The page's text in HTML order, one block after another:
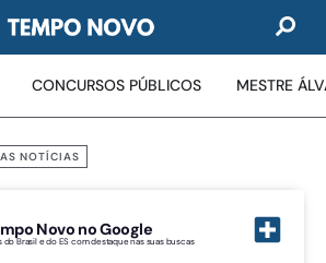
CONCURSOS PÚBLICOS MESTRE
NOTÍCIAS
Novo no Google
do Brasil e do ES com destaque nas suas buscas